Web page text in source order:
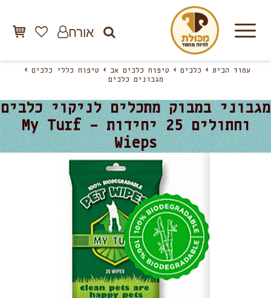
אורח
עמוד הבית כלבים טיפוח כלבים אב
טיפוח כללי כלבים
מגבונים כלבים
מגבוני במבוק מתכלים לניקוי כלבים
וחתולים 25 יחידות – My Turf
Wieps